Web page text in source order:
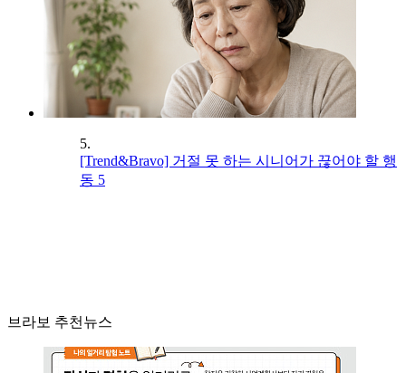
5.
[Trend&Bravo] 거절 못 하는 시니어가 끊어야 할 행
동 5
브라보 추천뉴스